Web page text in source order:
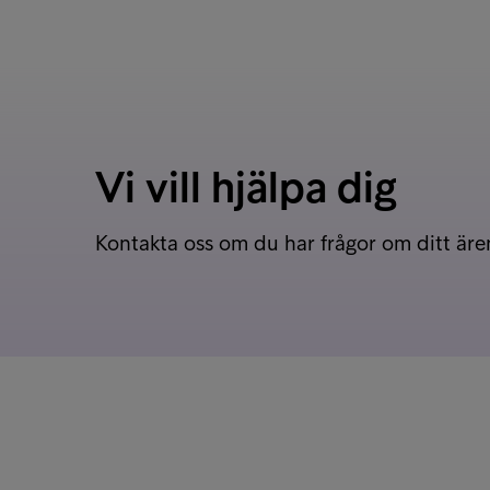
Vi vill hjälpa dig
Kontakta oss om du har frågor om ditt